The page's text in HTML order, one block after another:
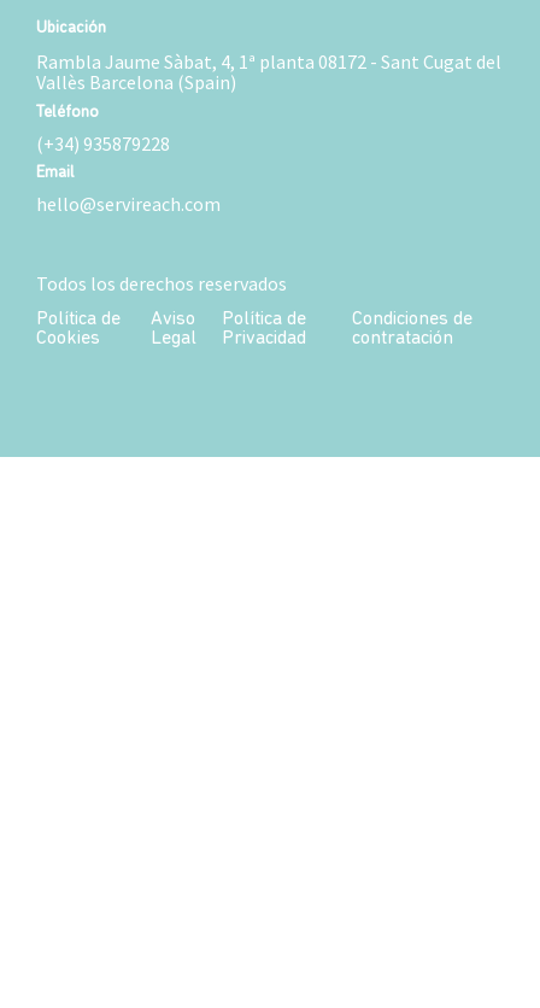
Ubicación
Rambla Jaume Sàbat, 4, 1ª planta 08172 - Sant Cugat del
Vallès Barcelona (Spain)
Teléfono
(+34) 935879228
Email
hello@servireach.com
Todos los derechos reservados
Política de
Cookies
Aviso
Legal
Política de
Privacidad
Condiciones de
contratación